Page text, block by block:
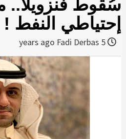
سُقوط فنزويلا..
إحتياطي النفط !
Fadi Derbas